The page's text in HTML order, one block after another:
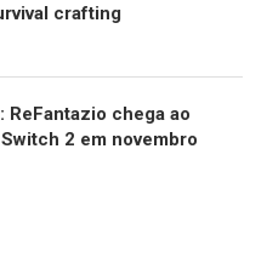
crafting
ReFantazio chega ao
2 em novembro